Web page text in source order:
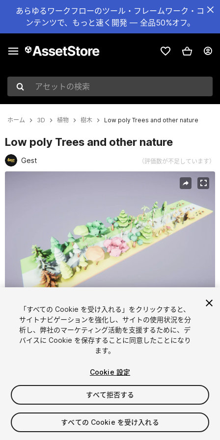
あらゆるワークフローのツール・フレームワーク・コ
ンテンツで、もっと速く開発 — 全品50%オフ。
アセットの検索
ホーム 3D 植物 樹木 Low poly Trees and other nature
Low poly Trees and other nature
Gest （評価数が不足しています）
FREE
32viewsin the past week
「すべての Cookie を受け入れる」をクリックすると、
サイトナビゲーションを強化し、サイトの使用状況を分
析し、弊社のマーケティング活動を支援するために、デ
バイスに Cookie を保存することに同意したことになり
ます。
Cookie 設定
すべて拒否する
すべての Cookie を受け入れる